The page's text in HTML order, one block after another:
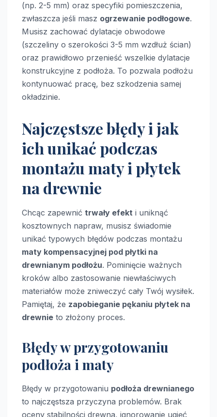
(np. 2-5 mm) oraz specyfiki pomieszczenia,
zwłaszcza jeśli masz ogrzewanie podłogowe.
Musisz zachować dylatacje obwodowe
(szczeliny o szerokości 3-5 mm wzdłuż ścian)
oraz prawidłowo przenieść wszelkie dylatacje
konstrukcyjne z podłoża. To pozwala podłożu
kontynuować pracę, bez szkodzenia samej
okładzinie.
Najczęstsze błędy i jak
ich unikać podczas
montażu maty i płytek
na drewnie
Chcąc zapewnić trwały efekt i uniknąć
kosztownych napraw, musisz świadomie
unikać typowych błędów podczas montażu
maty kompensacyjnej pod płytki na
drewnianym podłożu. Pominięcie ważnych
kroków albo zastosowanie niewłaściwych
materiałów może zniweczyć cały Twój wysiłek.
Pamiętaj, że zapobieganie pękaniu płytek na
drewnie to złożony proces.
Błędy w przygotowaniu
podłoża i maty
Błędy w przygotowaniu podłoża drewnianego
to najczęstsza przyczyna problemów. Brak
oceny stabilności drewna, ignorowanie ugięć